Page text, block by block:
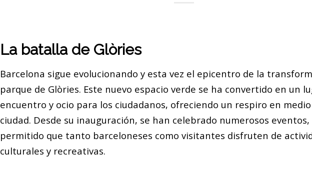
La batalla de Glòries
Barcelona sigue evolucionando y esta vez el epicentro de la
parque de Glòries. Este nuevo espacio verde se ha convertido en un
encuentro y ocio para los ciudadanos, ofreciendo un respiro en
ciudad. Desde su inauguración, se han celebrado numerosos eventos,
permitido que tanto barceloneses como visitantes disfruten de
culturales y recreativas.